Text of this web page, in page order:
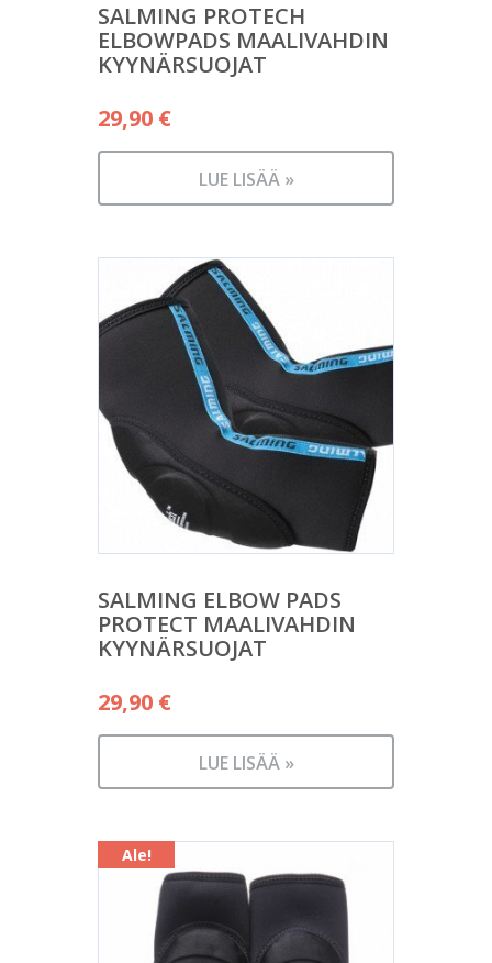
SALMING PROTECH
ELBOWPADS MAALIVAHDIN
KYYNÄRSUOJAT
29,90 €
LUE LISÄÄ »
SALMING ELBOW PADS
PROTECT MAALIVAHDIN
KYYNÄRSUOJAT
29,90 €
LUE LISÄÄ »
Ale!